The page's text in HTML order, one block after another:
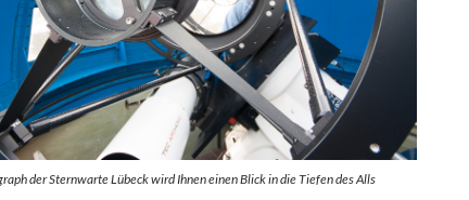
der Sternwarte Lübeck wird Ihnen einen Blick in die Tiefen des Alls